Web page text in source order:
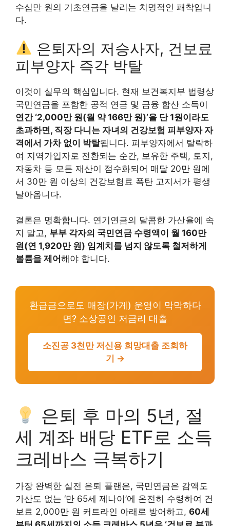
수십만 원의 기초연금을 날리는 치명적인 패착입니
다.
은퇴자의 저승사자, 건보료
피부양자 즉각 박탈
이것이 실무의 핵심입니다. 현재 보건복지부 법령상
국민연금을 포함한 공적 연금 및 금융 합산 소득이
연간 ‘2,000만 원(월 약 166만 원)’을 단 1원이라도
초과하면, 직장 다니는 자녀의 건강보험 피부양자 자
격에서 가차 없이 박탈됩니다. 피부양자에서 탈락하
여 지역가입자로 전환되는 순간, 보유한 주택, 토지,
자동차 등 모든 재산이 점수화되어 매달 20만 원에
서 30만 원 이상의 건강보험료 폭탄 고지서가 평생
날아옵니다.
결론은 명확합니다. 연기연금의 달콤한 가산율에 속
지 말고, 부부 각자의 국민연금 수령액이 월 160만
원(연 1,920만 원) 임계치를 넘지 않도록 철저하게
볼륨을 제어 해야 합니다.
환급금으로도 매장(가게) 운영이 막막하다
면? 소상공인 저금리 대출
소진공 3천만 저신용 희망대출 조회하
기 →
은퇴 후 마의 5년, 절
세 계좌 배당 ETF로 소득
크레바스 극복하기
가장 완벽한 실전 은퇴 플랜은, 국민연금은 감액도
가산도 없는 ‘만 65세 제나이’에 온전히 수령하여 건
보료 2,000만 원 커트라인 아래로 방어하고, 60세